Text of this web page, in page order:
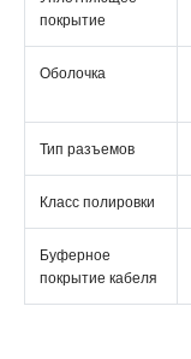
покрытие
Оболочка
Тип разъемов
Класс полировки
Буферное
покрытие кабеля